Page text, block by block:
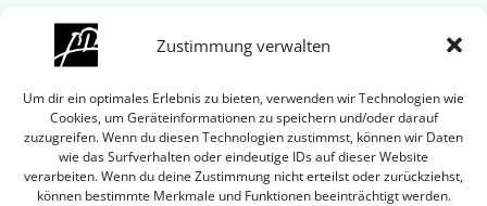
Zustimmung verwalten
Um dir ein optimales Erlebnis zu bieten, verwenden wir Technologien wie
Cookies, um Geräteinformationen zu speichern und/oder darauf
zuzugreifen. Wenn du diesen Technologien zustimmst, können wir Daten
wie das Surfverhalten oder eindeutige IDs auf dieser Website
verarbeiten. Wenn du deine Zustimmung nicht erteilst oder zurückziehst,
können bestimmte Merkmale und Funktionen beeinträchtigt werden.
Datenschutz